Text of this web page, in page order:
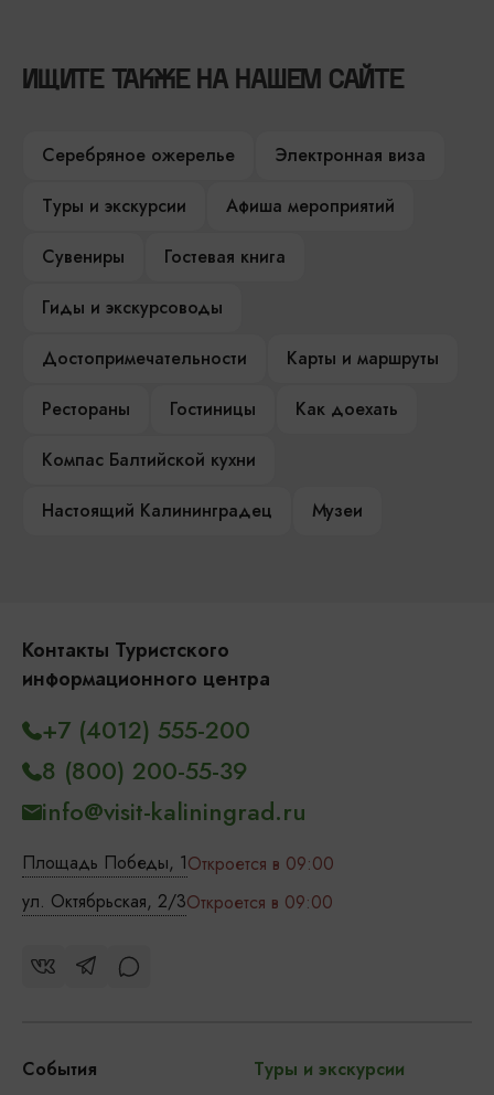
ИЩИТЕ ТАКЖЕ НА НАШЕМ САЙТЕ
Серебряное ожерелье
Электронная виза
Туры и экскурсии
Афиша мероприятий
Сувениры
Гостевая книга
Гиды и экскурсоводы
Достопримечательности
Карты и маршруты
Рестораны
Гостиницы
Как доехать
Компас Балтийской кухни
Настоящий Калининградец
Музеи
Контакты Туристского
информационного центра
Площадь Победы, 1Откроется в 09:00
ул. Октябрьская, 2/3Откроется в 09:00
+7 (4012) 555-200
8 (800) 200-55-39
info@visit-kaliningrad.ru
События
Туры и экскурсии